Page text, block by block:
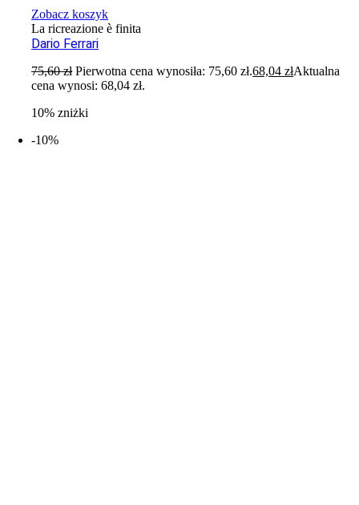
Zobacz koszyk
La ricreazione è finita
Dario Ferrari
75,60zł Pierwotna cena wynosiła: 75,60 zł.68,04złAktualna
cena wynosi: 68,04 zł.
10% zniżki
-10%